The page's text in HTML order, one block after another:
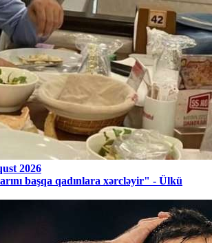
2026
başqa qadınlara xərcləyir" - Ülkü